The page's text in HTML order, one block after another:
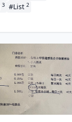
3 #List 2